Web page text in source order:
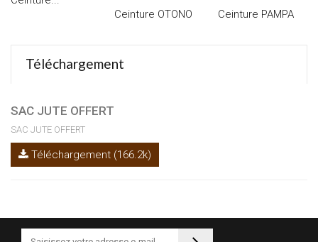
Ceinture OTONO
Ceinture PAMPA
Téléchargement
SAC JUTE OFFERT
SAC JUTE OFFERT
Téléchargement (166.2k)